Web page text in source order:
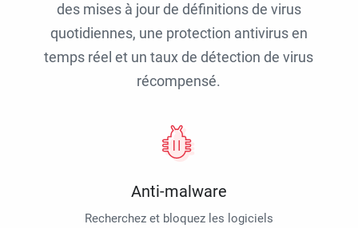
des mises à jour de définitions de virus
quotidiennes, une protection antivirus en
temps réel et un taux de détection de virus
récompensé.
Anti-malware
Recherchez et bloquez les logiciels